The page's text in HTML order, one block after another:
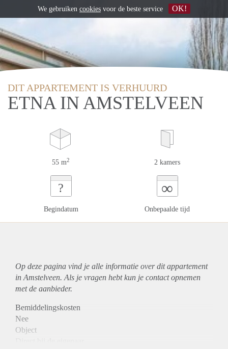
DIT APPARTEMENT IS VERHUURD
ETNA IN AMSTELVEEN
55 m2 2 kamers
?
Begindatum
∞
Onbepaalde tijd
Op deze pagina vind je alle informatie over ditappartement
in Amstelveen. Als je vragen hebt kun je contact opnemen
met de aanbieder.
Bemiddelingskosten
Nee
Object
We gebruiken cookies voor de beste service OK!